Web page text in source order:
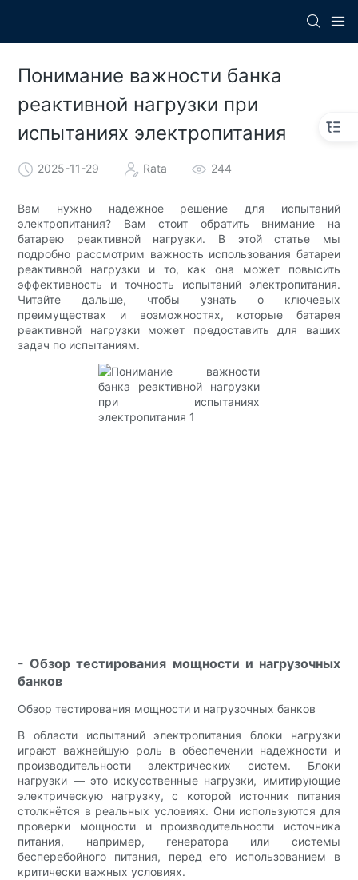
Понимание важности банка
реактивной нагрузки при
испытаниях электропитания
2025-11-29 Rata 244
Вам нужно надежное решение для испытаний
электропитания? Вам стоит обратить внимание на
батарею реактивной нагрузки. В этой статье мы
подробно рассмотрим важность использования батареи
реактивной нагрузки и то, как она может повысить
эффективность и точность испытаний электропитания.
Читайте дальше, чтобы узнать о ключевых
преимуществах и возможностях, которые батарея
реактивной нагрузки может предоставить для ваших
задач по испытаниям.
- Обзор тестирования мощности и нагрузочных
банков
Обзор тестирования мощности и нагрузочных банков
В области испытаний электропитания блоки нагрузки
играют важнейшую роль в обеспечении надежности и
производительности электрических систем. Блоки
нагрузки — это искусственные нагрузки, имитирующие
электрическую нагрузку, с которой источник питания
столкнётся в реальных условиях. Они используются для
проверки мощности и производительности источника
питания, например, генератора или системы
бесперебойного питания, перед его использованием в
критически важных условиях.